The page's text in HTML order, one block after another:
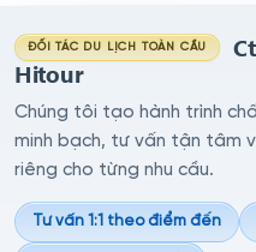
ĐỐI TÁC DU LỊCH TOÀN CẦU
Hitour
Chúng tôi tạo hành trình
minh bạch, tư vấn tận tâm
riêng cho từng nhu cầu.
Tư vấn 1:1 theo điểm đến